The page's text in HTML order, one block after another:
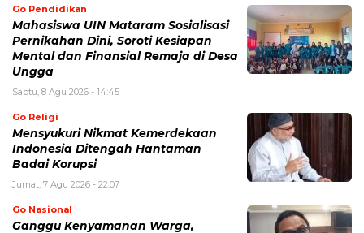
Go Pendidikan
Mahasiswa UIN Mataram Sosialisasi
Pernikahan Dini, Soroti Kesiapan
Mental dan Finansial Remaja di Desa
Ungga
Sabtu, 8 Agu 2026 - 14:45
Go Religi
Mensyukuri Nikmat Kemerdekaan
Indonesia Ditengah Hantaman
Badai Korupsi
Jumat, 7 Agu 2026 - 22:07
Go Nasional
Ganggu Kenyamanan Warga,